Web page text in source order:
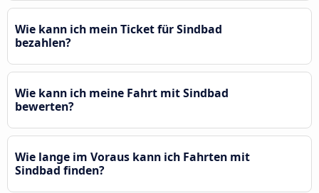
Wie kann ich mein Ticket für Sindbad
bezahlen?
Wie kann ich meine Fahrt mit Sindbad
bewerten?
Wie lange im Voraus kann ich Fahrten mit
Sindbad finden?